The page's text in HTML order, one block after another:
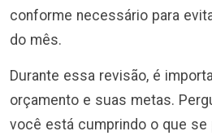
conforme necessário para
do mês.
Durante essa revisão, é
orçamento e suas metas.
você está cumprindo o que